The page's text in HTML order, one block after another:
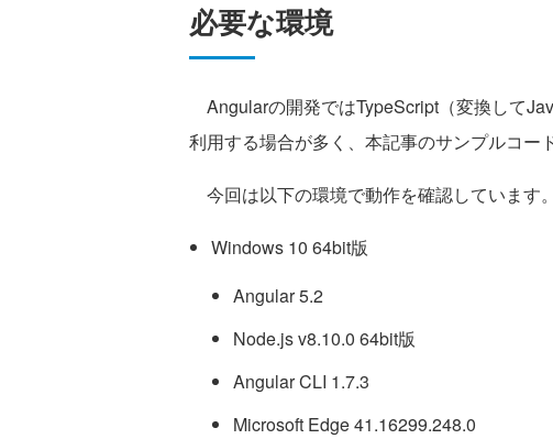
必要な環境
Angularの開発ではTypeScript（変換して
利用する場合が多く、本記事のサンプルコー
今回は以下の環境で動作を確認しています。
Windows 10 64bit版
Angular 5.2
Node.js v8.10.0 64bit版
Angular CLI 1.7.3
Microsoft Edge 41.16299.248.0